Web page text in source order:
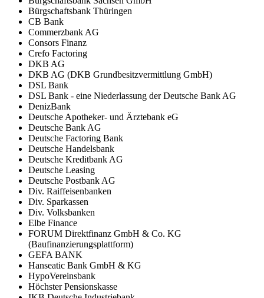
Bürgschaftsbank Thüringen
CB Bank
Commerzbank AG
Consors Finanz
Crefo Factoring
DKB AG
DKB AG (DKB Grundbesitzvermittlung GmbH)
DSL Bank
DSL Bank - eine Niederlassung der Deutsche Bank AG
DenizBank
Deutsche Apotheker- und Ärztebank eG
Deutsche Bank AG
Deutsche Factoring Bank
Deutsche Handelsbank
Deutsche Kreditbank AG
Deutsche Leasing
Deutsche Postbank AG
Div. Raiffeisenbanken
Div. Sparkassen
Div. Volksbanken
Elbe Finance
FORUM Direktfinanz GmbH & Co. KG
(Baufinanzierungsplattform)
GEFA BANK
Hanseatic Bank GmbH & KG
HypoVereinsbank
Höchster Pensionskasse